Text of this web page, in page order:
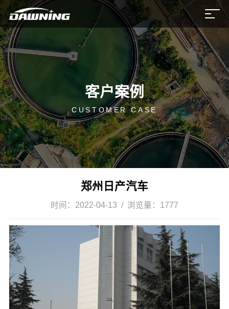
客户案例
CUSTOMER CASE
郑州日产汽车
时间： 2022-04-13 / 浏览量： 1777